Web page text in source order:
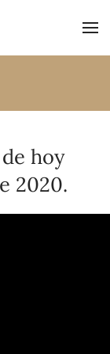
hoy
2020.